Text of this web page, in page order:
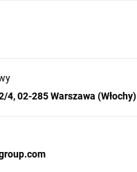
4, 02-285 Warszawa (Włochy)